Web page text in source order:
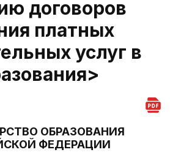
договоров
платных
услуг в
ОБРАЗОВАНИЯ
ФЕДЕРАЦИИ